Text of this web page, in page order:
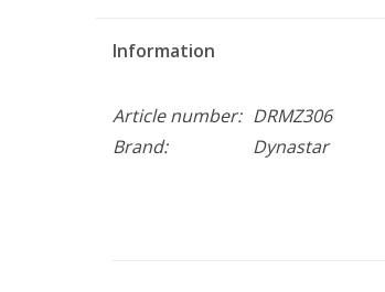
Information
Article number: DRMZ306
Brand:
Dynastar